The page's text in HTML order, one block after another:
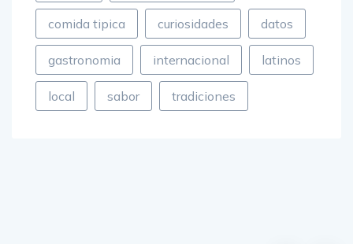
comida tipica curiosidades datos
gastronomia internacional latinos
local sabor tradiciones